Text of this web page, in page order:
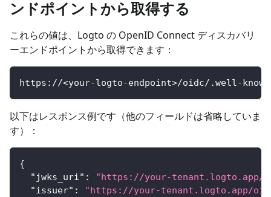
ンドポイントから取得する
これらの値は、Logto の OpenID Connect ディスカバリ
ーエンドポイントから取得できます：
https://<your-logto-endpoint>/oidc/.well-
以下はレスポンス例です（他のフィールドは省略していま
す）：
{
"jwks_uri" :
"https://your-tenant.logto.app/
"issuer" :
"https://your-tenant.logto.app/